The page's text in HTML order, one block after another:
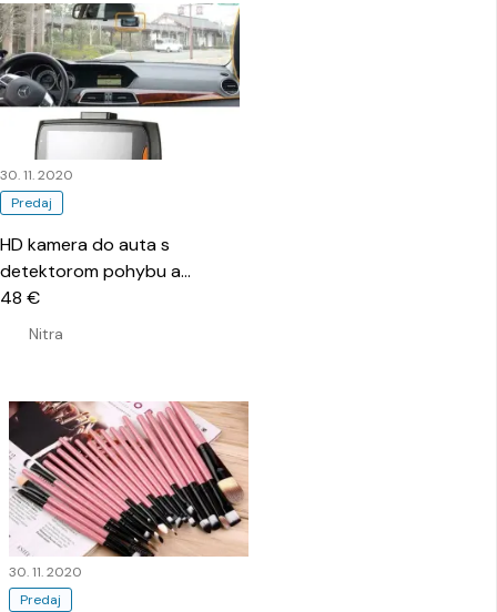
Predaj
30. 11. 2020
HD kamera do auta s
detektorom pohybu a
nočným videním
Nitra
48 €
Predaj
30. 11. 2020